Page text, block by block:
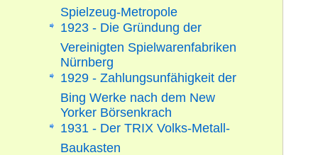
Spielzeug-Metropole
1923 - Die Gründung der
Vereinigten Spielwarenfabriken
Nürnberg
1929 - Zahlungsunfähigkeit der
Bing Werke nach dem New
Yorker Börsenkrach
1931 - Der TRIX Volks-Metall-
Baukasten